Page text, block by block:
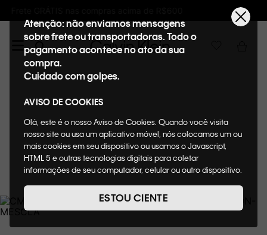
Ganhe 10% de GIFTBACK em todas as compras
Atenção: não enviamos mensagens
sobre frete ou transportadoras. Todo o
pagamento acontece no ato da sua
compra.
Cuidado com golpes.
AVISO DE COOKIES
Olá, este é o nosso Aviso de Cookies. Quando você visita
nosso site ou usa um aplicativo móvel, nós colocamos um ou
mais cookies em seu dispositivo ou usamos o Javascript,
HTML 5 e outras tecnologias digitais para coletar
informações de seu computador, celular ou outro dispositivo.
de cookies, informaremos quais cookies usaremos e quais
suas funções. A forma como processamos os dados
nosso Aviso de Privacidade. Quando você visita nosso site,
ESTOU CIENTE